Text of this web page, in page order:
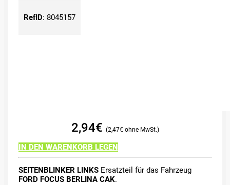
RefID: 8045157
2,94€ 2,47€
IN DEN WARENKORB LEGEN
SEITENBLINKER LINKSErsatzteil für das Fahrzeug
FORD FOCUS BERLINA CAK.